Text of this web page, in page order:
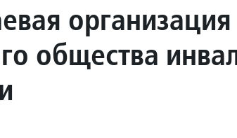
организация
общества